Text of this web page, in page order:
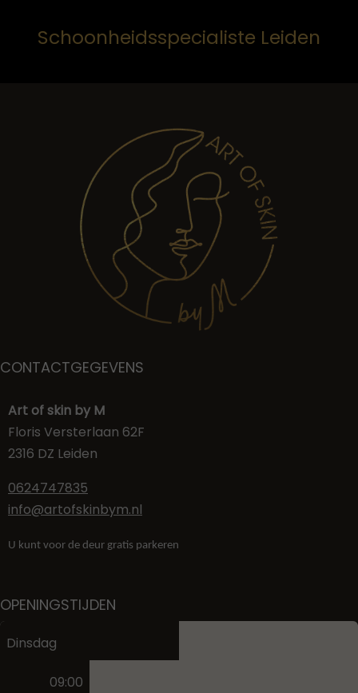
Schoonheidsspecialiste Leiden
CONTACTGEGEVENS
Art of skin by M
Floris Versterlaan 62F
2316 DZ Leiden
0624747835
info@artofskinbym.nl
U kunt voor de deur gratis parkeren
OPENINGSTIJDEN
Dinsdag
09:00